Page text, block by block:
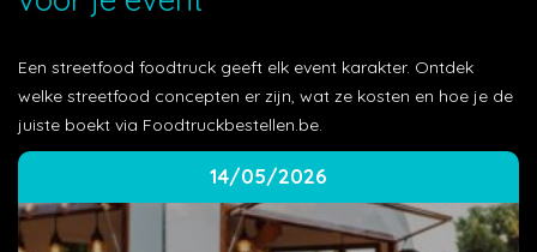
Een streetfood foodtruck geeft elk event karakter. Ontdek
welke streetfood concepten er zijn, wat ze kosten en hoe je de
juiste boekt via Foodtruckbestellen.be.
14/05/2026